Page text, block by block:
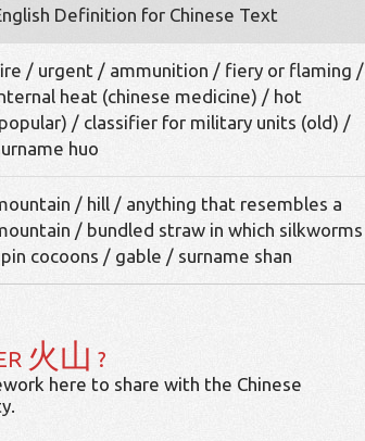
Definition for Chinese Text
/ urgent / ammunition / fiery or flaming /
heat (chinese medicine) / hot
/ classifier for military units (old) /
huo
/ hill / anything that resembles a
/ bundled straw in which silkworms
cocoons / gable / surname shan
火山 ?
here to share with the Chinese